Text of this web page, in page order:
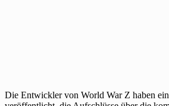
Die Entwickler von World War Z haben